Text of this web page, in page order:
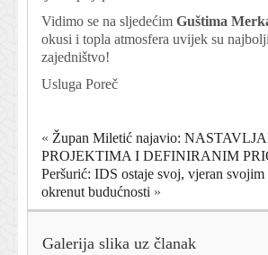
Vidimo se na sljedećim Guštima
okusi i topla atmosfera uvijek su
zajedništvo!
Usluga Poreč
« Župan Miletić najavio:
PROJEKTIMA I DEFINIRANIM
Peršurić: IDS ostaje svoj, vjeran
okrenut budućnosti »
Galerija slika uz članak